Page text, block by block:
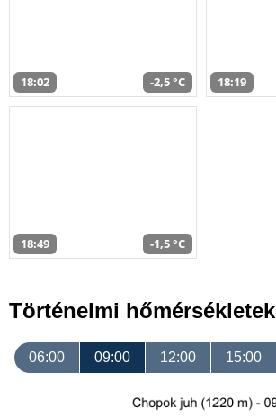
18:02 -2,5 °C 18:19
18:49 -1,5 °C
Történelmi hőmérsékletek
06:00 09:00 12:00 15:00